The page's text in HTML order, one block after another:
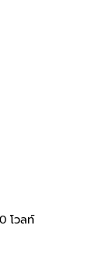
โวลท์